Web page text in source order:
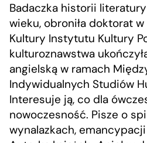
Badaczka historii
wieku, obroniła doktorat w
Kultury Instytutu Kultury
kulturoznawstwa
angielską w ramach
Indywidualnych Studiów
Interesuje ją, co dla
nowoczesność. Pisze o
wynalazkach,